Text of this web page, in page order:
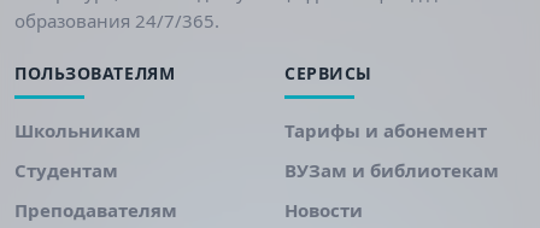
образования 24/7/365.
ПОЛЬЗОВАТЕЛЯМ
Школьникам
Студентам
Преподавателям
СЕРВИСЫ
Тарифы и абонемент
ВУЗам и библиотекам
Новости